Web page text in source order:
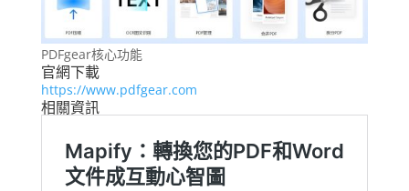
PDFgear核心功能
官網下載
https://www.pdfgear.com
相關資訊